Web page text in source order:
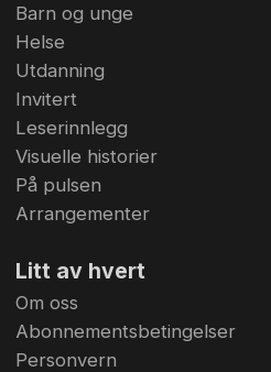
Barn og unge
Helse
Utdanning
Invitert
Leserinnlegg
Visuelle historier
På pulsen
Arrangementer
Litt av hvert
Om oss
Abonnementsbetingelser
Personvern